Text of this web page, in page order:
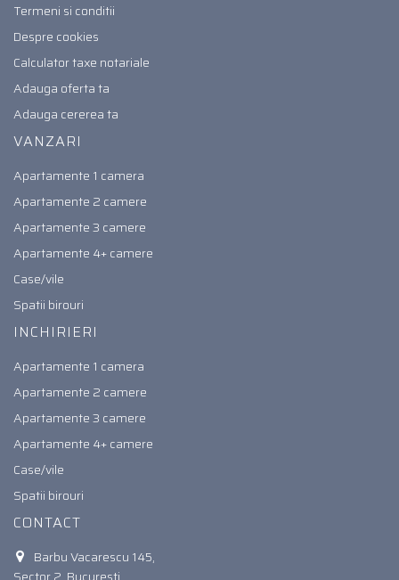
Termeni si conditii
Despre cookies
Calculator taxe notariale
Adauga oferta ta
Adauga cererea ta
VANZARI
Apartamente 1 camera
Apartamente 2 camere
Apartamente 3 camere
Apartamente 4+ camere
Case/vile
Spatii birouri
INCHIRIERI
Apartamente 1 camera
Apartamente 2 camere
Apartamente 3 camere
Apartamente 4+ camere
Case/vile
Spatii birouri
CONTACT
Barbu Vacarescu 145,